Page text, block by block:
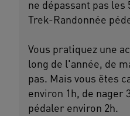
ne dépassant pas les
Trek-Randonnée
Vous pratiquez une
long de l'année, de
pas. Mais vous êtes
environ 1h, de nager
pédaler environ 2h.